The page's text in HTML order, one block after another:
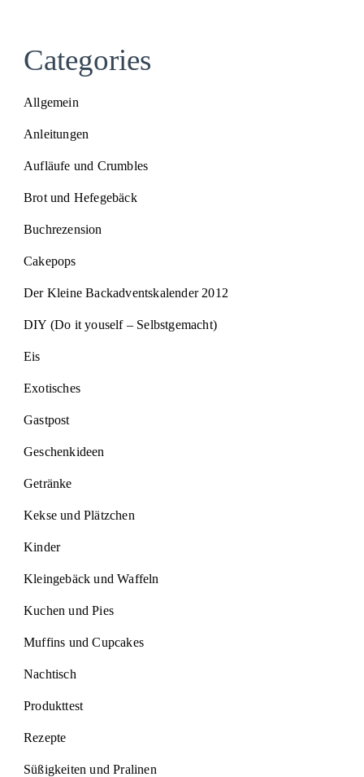
Categories
Allgemein
Anleitungen
Aufläufe und Crumbles
Brot und Hefegebäck
Buchrezension
Cakepops
Der Kleine Backadventskalender 2012
DIY (Do it youself – Selbstgemacht)
Eis
Exotisches
Gastpost
Geschenkideen
Getränke
Kekse und Plätzchen
Kinder
Kleingebäck und Waffeln
Kuchen und Pies
Muffins und Cupcakes
Nachtisch
Produkttest
Rezepte
Süßigkeiten und Pralinen